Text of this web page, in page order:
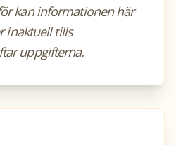
kan informationen här
inaktuell tills
uppgifterna.